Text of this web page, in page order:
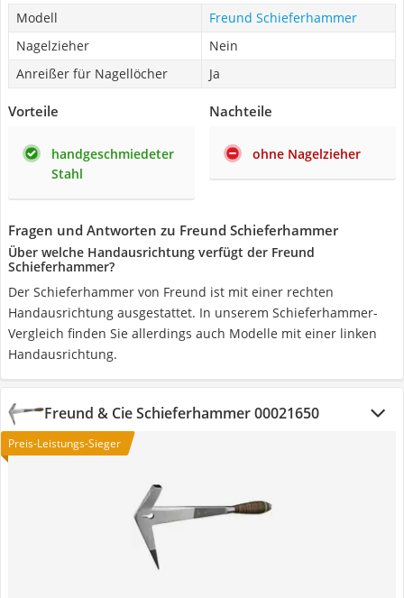
Modell
Freund Schieferhammer
Nagelzieher
Nein
Anreißer für Nagellöcher
Ja
Vorteile
handgeschmiedeter
Stahl
Nachteile
ohne Nagelzieher
Fragen und Antworten zu Freund Schieferhammer
Über welche Handausrichtung verfügt der Freund
Schieferhammer?
Der Schieferhammer von Freund ist mit einer rechten
Handausrichtung ausgestattet. In unserem Schieferhammer-
Vergleich finden Sie allerdings auch Modelle mit einer linken
Handausrichtung.
Freund & Cie Schieferhammer 00021650
Preis-Leistungs-Sieger